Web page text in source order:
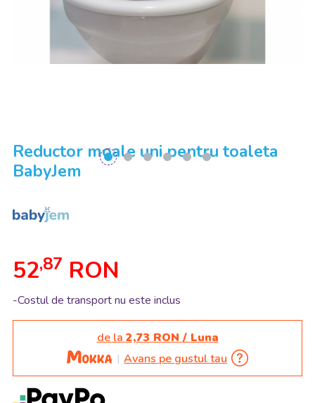
Reductor moale uni pentru toaleta
BabyJem
52,87 RON
-Costul de transport nu este inclus
de la 2,73 RON / Luna
Avans pe gustul tau